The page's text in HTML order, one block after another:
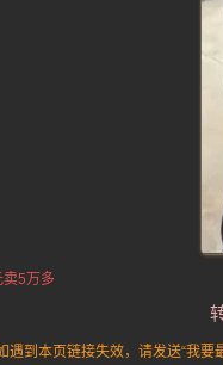
5万多
遇到本页链接失效，请发送“我要